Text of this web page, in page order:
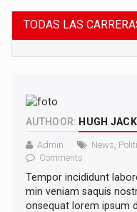
TODAS LAS
AUTHOOR: HUGH
Admin News
Comments
Tempor incididunt
min veniam saquis
onsequat lorem ipsum